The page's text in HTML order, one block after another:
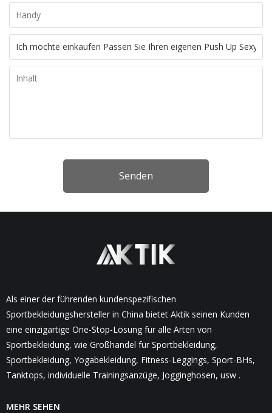
Senden
Als einer der führenden kundenspezifischen
Sportbekleidungshersteller in China bietet Aktik seinen Kunden
eine einzigartige One-Stop-Lösung für alle Arten von
Sportbekleidung, wie Großhandel für Sportbekleidung,
Sportbekleidung, Yogabekleidung, Fitness-Leggings, Sport-BHs,
Tanktops, individuelle Trainingsanzüge, Jogginghosen, usw .
MEHR SEHEN